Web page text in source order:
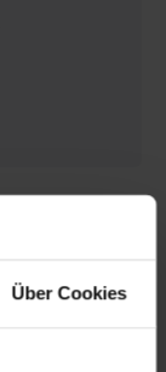
Über Cookies